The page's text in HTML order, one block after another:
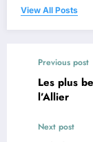
View All Posts
Previous post
Les plus
l’Allier
Next post